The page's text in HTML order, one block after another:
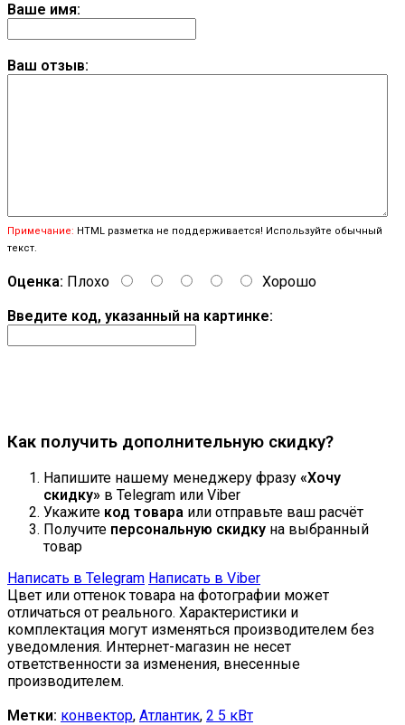
Ваше имя:
Ваш отзыв:
Примечание: HTML разметка не поддерживается! Используйте обычный
текст.
Оценка: Плохо
Хорошо
Введите код, указанный на картинке:
Как получить дополнительную скидку?
Напишите нашему менеджеру фразу «Хочу
скидку» в Telegram или Viber
Укажите код товара или отправьте ваш расчёт
Получите персональную скидку на выбранный
товар
Написать в Telegram Написать в Viber
Цвет или оттенок товара на фотографии может
отличаться от реального. Характеристики и
комплектация могут изменяться производителем без
уведомления. Интернет-магазин не несет
ответственности за изменения, внесенные
производителем.
Метки: конвектор, Атлантик, 2 5 кВт